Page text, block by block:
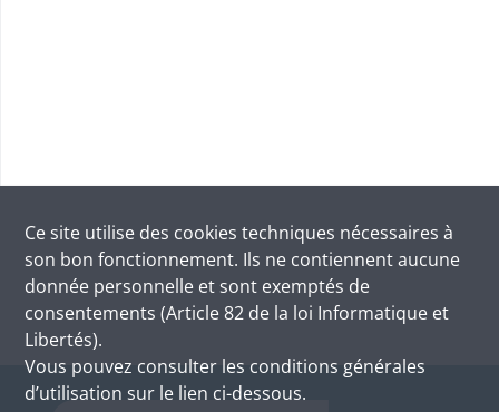
Ce site utilise des cookies techniques nécessaires à
son bon fonctionnement. Ils ne contiennent aucune
donnée personnelle et sont exemptés de
consentements (Article 82 de la loi Informatique et
Libertés).
Vous pouvez consulter les conditions générales
d’utilisation sur le lien ci-dessous.